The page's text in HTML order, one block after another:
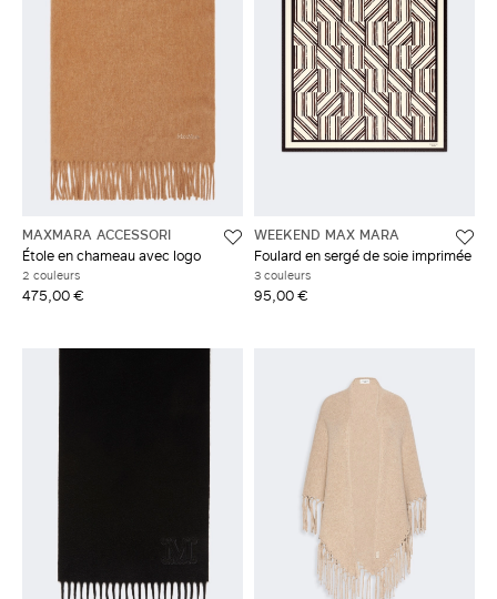
MAXMARA ACCESSORI
Étole en chameau avec logo
2 couleurs
475,00 €
WEEKEND MAX MARA
Foulard en sergé de soie imprimée
3 couleurs
95,00 €